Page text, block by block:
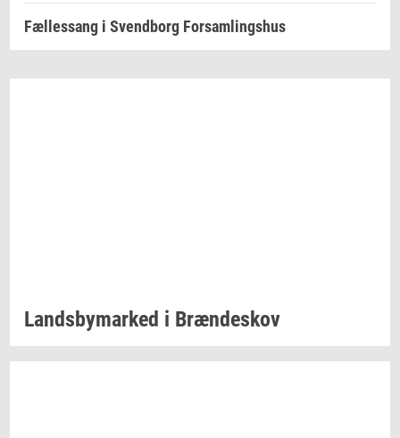
Fællessang i Svendborg Forsamlingshus
Lands­by­mar­ked i Bræn­de­skov